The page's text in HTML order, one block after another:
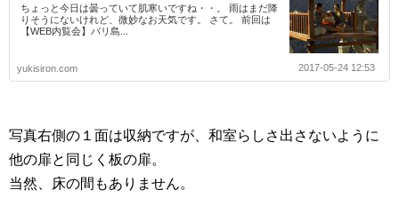
ちょっと今日は曇っていて肌寒いですね・・。 雨はまだ降
りそうにないけれど、微妙なお天気です。 さて。 前回は
【WEB内覧会】バリ島...
yukisiron.com 2017-05-24 12:53
写真右側の１面は収納ですが、和室らしさ出さないように
他の扉と同じく板の扉。
当然、床の間もありません。